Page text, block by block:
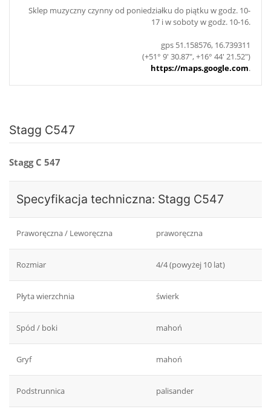
Sklep muzyczny czynny od poniedziałku do piątku w godz. 10-
17 i w soboty w godz. 10-16.
gps 51.158576, 16.739311
(+51° 9' 30.87", +16° 44' 21.52")
https://maps.google.com.
Stagg C547
Stagg C 547
Specyfikacja techniczna: Stagg C547
Praworęczna / Leworęczna praworęczna
Rozmiar 4/4 (powyżej 10 lat)
Płyta wierzchnia świerk
Spód / boki mahoń
Gryf mahoń
Podstrunnica palisander